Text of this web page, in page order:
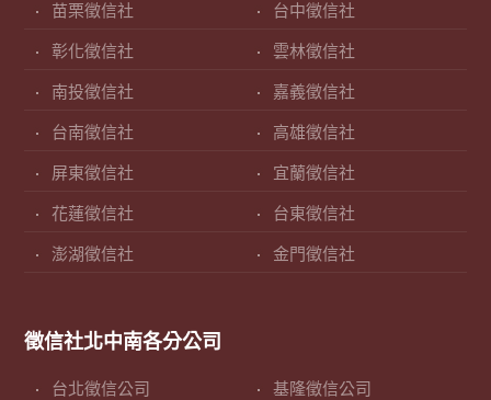
苗栗徵信社 台中徵信社
彰化徵信社 雲林徵信社
南投徵信社 嘉義徵信社
台南徵信社 高雄徵信社
屏東徵信社 宜蘭徵信社
花蓮徵信社 台東徵信社
澎湖徵信社 金門徵信社
徵信社北中南各分公司
台北徵信公司 基隆徵信公司